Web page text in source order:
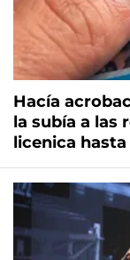
Hacía
la subía a las
licenica hasta